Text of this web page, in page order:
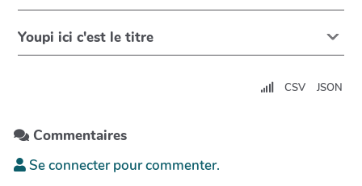
Youpi ici c'est le titre
CSV JSON
Commentaires
Se connecter pour commenter.